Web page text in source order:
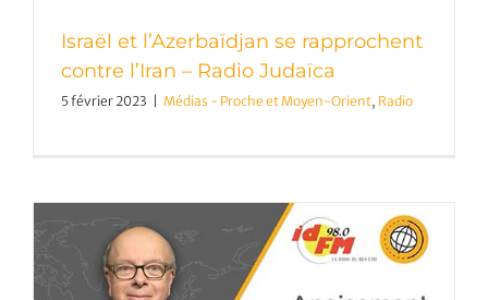
Israël et l’Azerbaïdjan se rapprochent
contre l’Iran – Radio Judaïca
5 février 2023 Médias - Proche et Moyen-Orient, Radio